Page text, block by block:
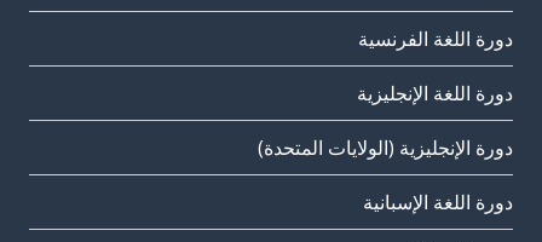
دورة اللغة الفرنسية
دورة اللغة الإنجليزية
دورة الإنجليزية (الولايات المتحدة)
دورة اللغة الإسبانية